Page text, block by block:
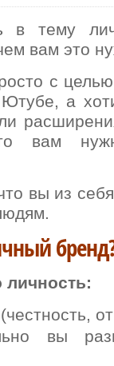
в тему
вам это
с
а
вам
вы из
вы